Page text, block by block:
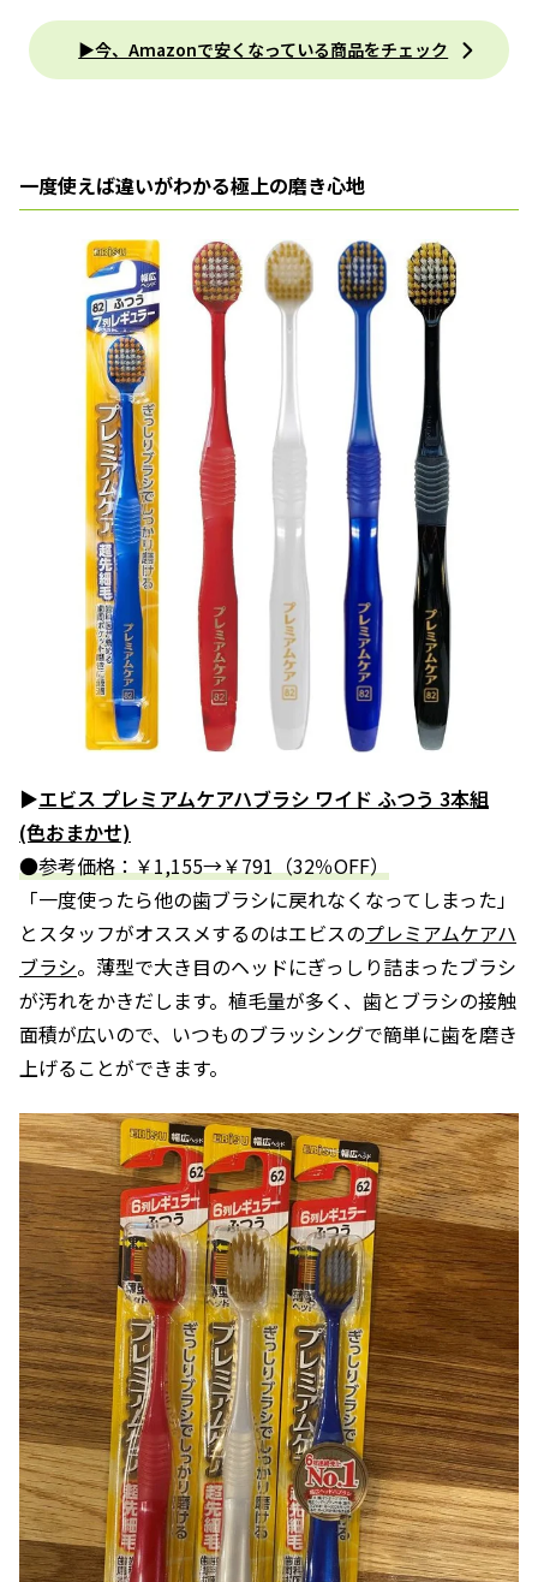
▶今、Amazonで安くなっている商品をチェック
一度使えば違いがわかる極上の磨き心地
▶エビス プレミアムケアハブラシ ワイド ふつう 3本組
(色おまかせ)
●参考価格：￥1,155→￥791（32％OFF）
「一度使ったら他の歯ブラシに戻れなくなってしまった」
とスタッフがオススメするのはエビスのプレミアムケアハ
ブラシ。薄型で大き目のヘッドにぎっしり詰まったブラシ
が汚れをかきだします。植毛量が多く、歯とブラシの接触
面積が広いので、いつものブラッシングで簡単に歯を磨き
上げることができます。